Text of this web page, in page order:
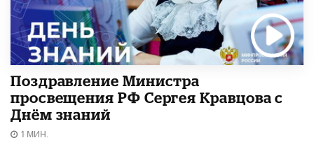
Поздравление Министра
просвещения РФ Сергея Кравцова с
Днём знаний
1 МИН.